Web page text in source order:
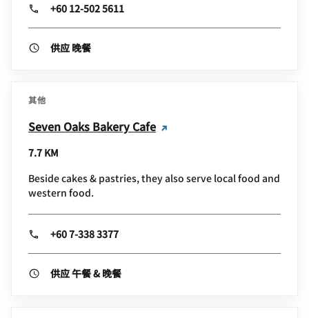
+60 12-502 5611
供应 晚餐
其他
Seven Oaks Bakery Cafe
7.7 KM
Beside cakes & pastries, they also serve local food and
western food.
+60 7-338 3377
供应 午餐 & 晚餐